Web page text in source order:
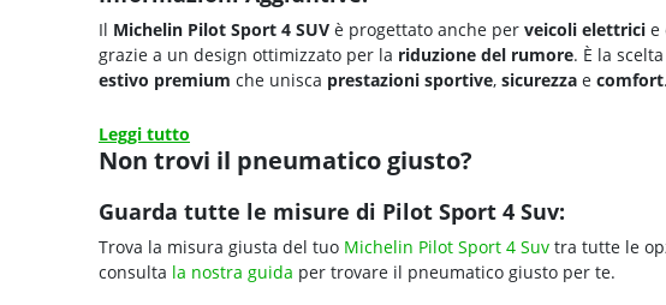
Il Michelin Pilot Sport 4 SUV è progettato anche per veicoli elettrici e
grazie a un design ottimizzato per la riduzione del rumore. È la
estivo premium che unisca prestazioni sportive, sicurezza e comfort.
Leggi tutto
Non trovi il pneumatico giusto?
Guarda tutte le misure di Pilot Sport 4 Suv:
Trova la misura giusta del tuo Michelin Pilot Sport 4 Suv tra tutte le
consulta la nostra guida per trovare il pneumatico giusto per te.